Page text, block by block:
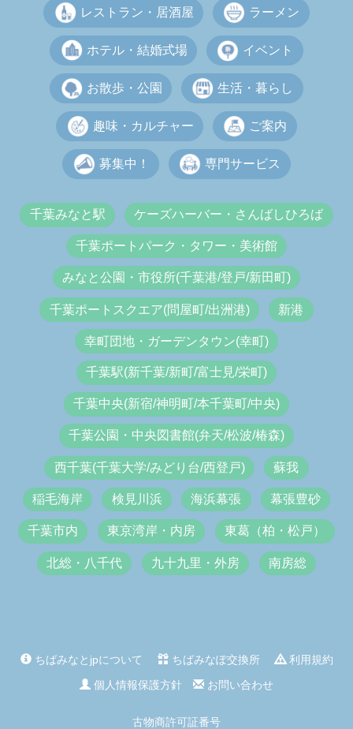
レストラン・居酒屋 ラーメン
ホテル・結婚式場 イベント
お散歩・公園 生活・暮らし
趣味・カルチャー ご案内
募集中！ 専門サービス
千葉みなと駅 ケーズハーバー・さんばしひろば
千葉ポートパーク・タワー・美術館
みなと公園・市役所(千葉港/登戸/新田町)
千葉ポートスクエア(問屋町/出洲港) 新港
幸町団地・ガーデンタウン(幸町)
千葉駅(新千葉/新町/富士見/栄町)
千葉中央(新宿/神明町/本千葉町/中央)
千葉公園・中央図書館(弁天/松波/椿森)
西千葉(千葉大学/みどり台/西登戸) 蘇我
稲毛海岸 検見川浜 海浜幕張 幕張豊砂
千葉市内 東京湾岸・内房 東葛（柏・松戸）
北総・八千代 九十九里・外房 南房総
ちばみなとjpについて ちばみなぽ交換所
利用規約
個人情報保護方針
お問い合わせ
古物商許可証番号